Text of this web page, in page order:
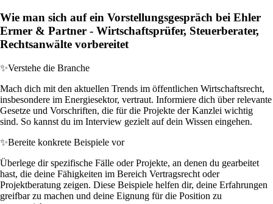
Wie man sich auf ein Vorstellungsgespräch bei Ehler
Ermer & Partner - Wirtschaftsprüfer, Steuerberater,
Rechtsanwälte vorbereitet
✨Verstehe die Branche
Mach dich mit den aktuellen Trends im öffentlichen Wirtschaftsrecht,
insbesondere im Energiesektor, vertraut. Informiere dich über relevante
Gesetze und Vorschriften, die für die Projekte der Kanzlei wichtig
sind. So kannst du im Interview gezielt auf dein Wissen eingehen.
✨Bereite konkrete Beispiele vor
Überlege dir spezifische Fälle oder Projekte, an denen du gearbeitet
hast, die deine Fähigkeiten im Bereich Vertragsrecht oder
Projektberatung zeigen. Diese Beispiele helfen dir, deine Erfahrungen
greifbar zu machen und deine Eignung für die Position zu